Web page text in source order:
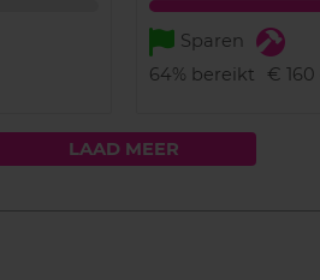
Sparen
64% bereikt € 160